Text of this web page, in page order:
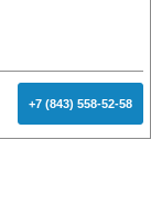
+7 (843) 558-52-58